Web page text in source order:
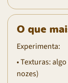
O que
Experimenta:
• Texturas:
nozes)